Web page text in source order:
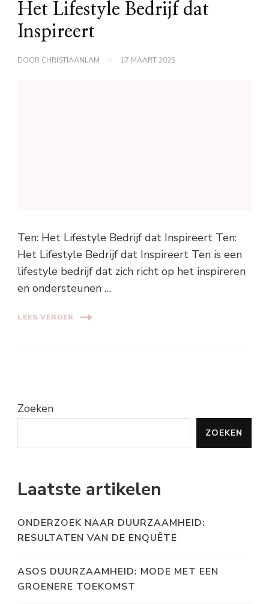
Het Lifestyle Bedrijf dat
Inspireert
DOOR CHRISTIAANLAM 17 MAART 2025
Ten: Het Lifestyle Bedrijf dat Inspireert Ten:
Het Lifestyle Bedrijf dat Inspireert Ten is een
lifestyle bedrijf dat zich richt op het inspireren
en ondersteunen …
LEES VERDER
Zoeken
ZOEKEN
Laatste artikelen
ONDERZOEK NAAR DUURZAAMHEID:
RESULTATEN VAN DE ENQUÊTE
ASOS DUURZAAMHEID: MODE MET EEN
GROENERE TOEKOMST